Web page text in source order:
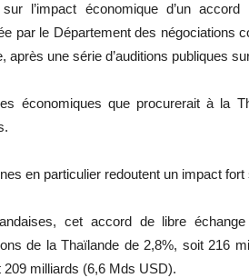
l’impact économique d’un
par le Département des négociations
après une série d’auditions publiques
économiques que procurerait à la
en particulier redoutent un impact
cet accord de libre échange
de la Thaïlande de 2,8%, soit 216
milliards (6,6 Mds USD).